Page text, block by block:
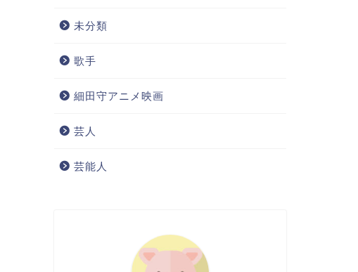
未分類
歌手
細田守アニメ映画
芸人
芸能人